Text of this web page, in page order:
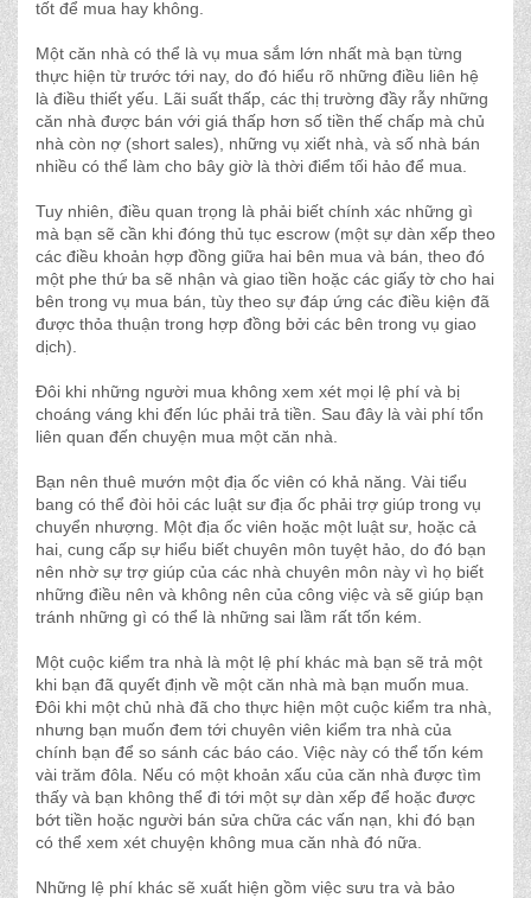
tốt để mua hay không.
Một căn nhà có thể là vụ mua sắm lớn nhất mà bạn từng
thực hiện từ trước tới nay, do đó hiểu rõ những điều liên hệ
là điều thiết yếu. Lãi suất thấp, các thị trường đầy rẫy những
căn nhà được bán với giá thấp hơn số tiền thế chấp mà chủ
nhà còn nợ (short sales), những vụ xiết nhà, và số nhà bán
nhiều có thể làm cho bây giờ là thời điểm tối hảo để mua.
Tuy nhiên, điều quan trọng là phải biết chính xác những gì
mà bạn sẽ cần khi đóng thủ tục escrow (một sự dàn xếp theo
các điều khoản hợp đồng giữa hai bên mua và bán, theo đó
một phe thứ ba sẽ nhận và giao tiền hoặc các giấy tờ cho hai
bên trong vụ mua bán, tùy theo sự đáp ứng các điều kiện đã
được thỏa thuận trong hợp đồng bởi các bên trong vụ giao
dịch).
Ðôi khi những người mua không xem xét mọi lệ phí và bị
choáng váng khi đến lúc phải trả tiền. Sau đây là vài phí tổn
liên quan đến chuyện mua một căn nhà.
Bạn nên thuê mướn một địa ốc viên có khả năng. Vài tiểu
bang có thể đòi hỏi các luật sư địa ốc phải trợ giúp trong vụ
chuyển nhượng. Một địa ốc viên hoặc một luật sư, hoặc cả
hai, cung cấp sự hiểu biết chuyên môn tuyệt hảo, do đó bạn
nên nhờ sự trợ giúp của các nhà chuyên môn này vì họ biết
những điều nên và không nên của công việc và sẽ giúp bạn
tránh những gì có thể là những sai lầm rất tốn kém.
Một cuộc kiểm tra nhà là một lệ phí khác mà bạn sẽ trả một
khi bạn đã quyết định về một căn nhà mà bạn muốn mua.
Ðôi khi một chủ nhà đã cho thực hiện một cuộc kiểm tra nhà,
nhưng bạn muốn đem tới chuyên viên kiểm tra nhà của
chính bạn để so sánh các báo cáo. Việc này có thể tốn kém
vài trăm đôla. Nếu có một khoản xấu của căn nhà được tìm
thấy và bạn không thể đi tới một sự dàn xếp để hoặc được
bớt tiền hoặc người bán sửa chữa các vấn nạn, khi đó bạn
có thể xem xét chuyện không mua căn nhà đó nữa.
Những lệ phí khác sẽ xuất hiện gồm việc sưu tra và bảo